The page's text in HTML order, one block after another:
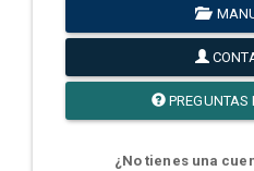
PREGUNTAS
¿No tienes una